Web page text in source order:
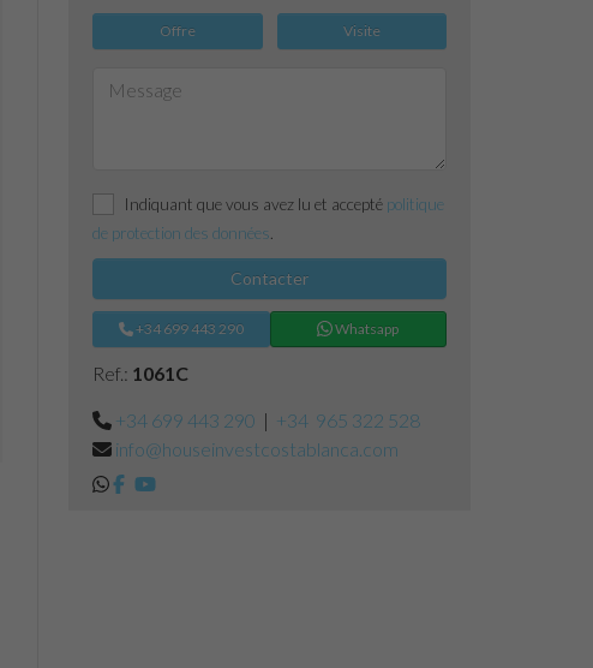
Offre Visite
Indiquant que vous avez lu et accepté politique
de protection des données
Contacter
+34 699 443 290 Whatsapp
Ref.: 1061C
+34 699 443 290 | +34 965 322 528
info@houseinvestcostablanca.com